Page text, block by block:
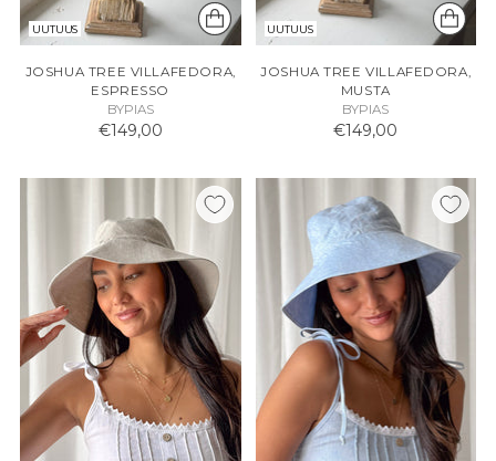
UUTUUS
JOSHUA TREE VILLAFEDORA,
ESPRESSO
BYPIAS
€149,00
UUTUUS
JOSHUA TREE VILLAFEDORA,
MUSTA
BYPIAS
€149,00